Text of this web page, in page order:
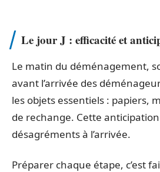
Le jour J : efficacité et
Le matin du déménagement,
avant l’arrivée des
les objets essentiels : papiers,
de rechange. Cette
désagréments à l’arrivée.
Préparer chaque étape, c’est